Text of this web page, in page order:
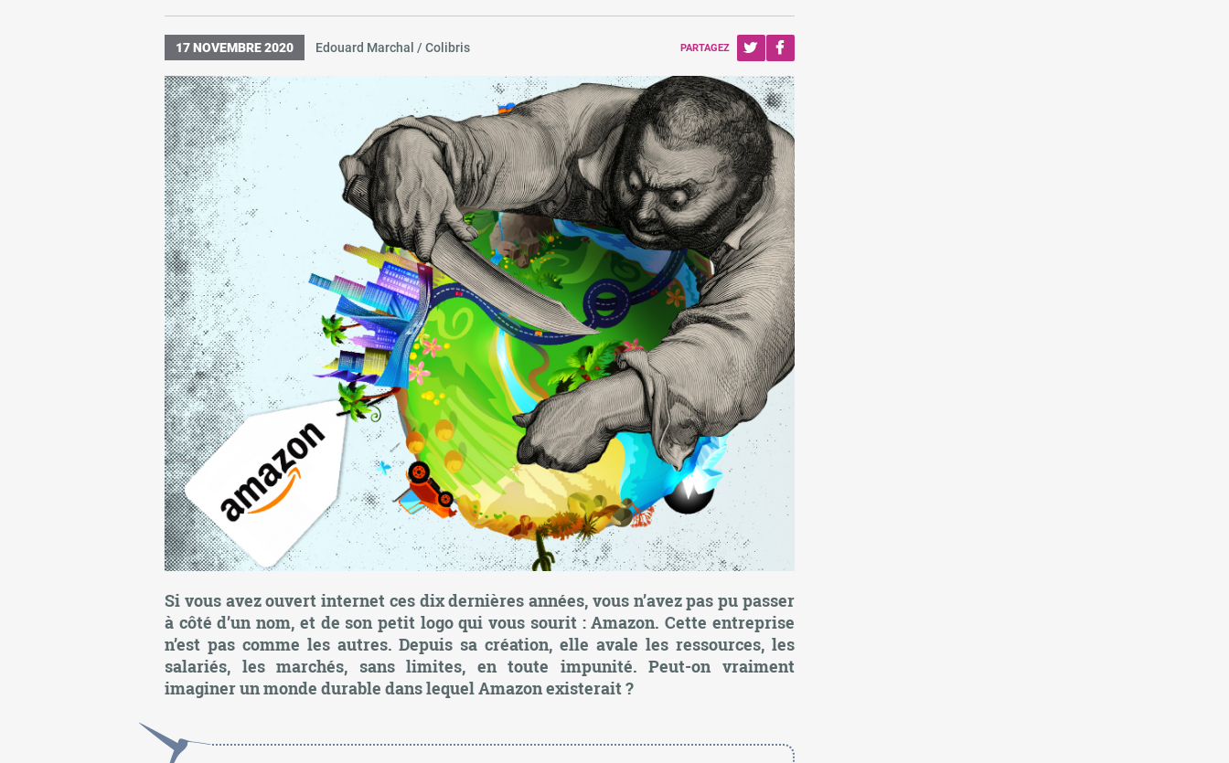
17 NOVEMBRE 2020 Edouard Marchal / Colibris PARTAGEZ
Si vous avez ouvert internet ces dix dernières années, vous n’avez pas pu passer
à côté d’un nom, et de son petit logo qui vous sourit : Amazon. Cette entreprise
n’est pas comme les autres. Depuis sa création, elle avale les ressources, les
salariés, les marchés, sans limites, en toute impunité. Peut-on vraiment
imaginer un monde durable dans lequel Amazon existerait ?